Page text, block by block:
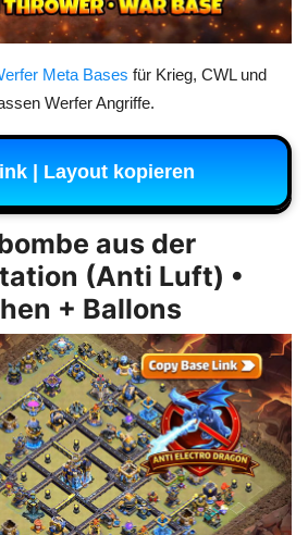
Meta Bases für Krieg, CWL und
Werfer Angriffe.
| Layout kopieren
aus der
(Anti Luft) •
+ Ballons